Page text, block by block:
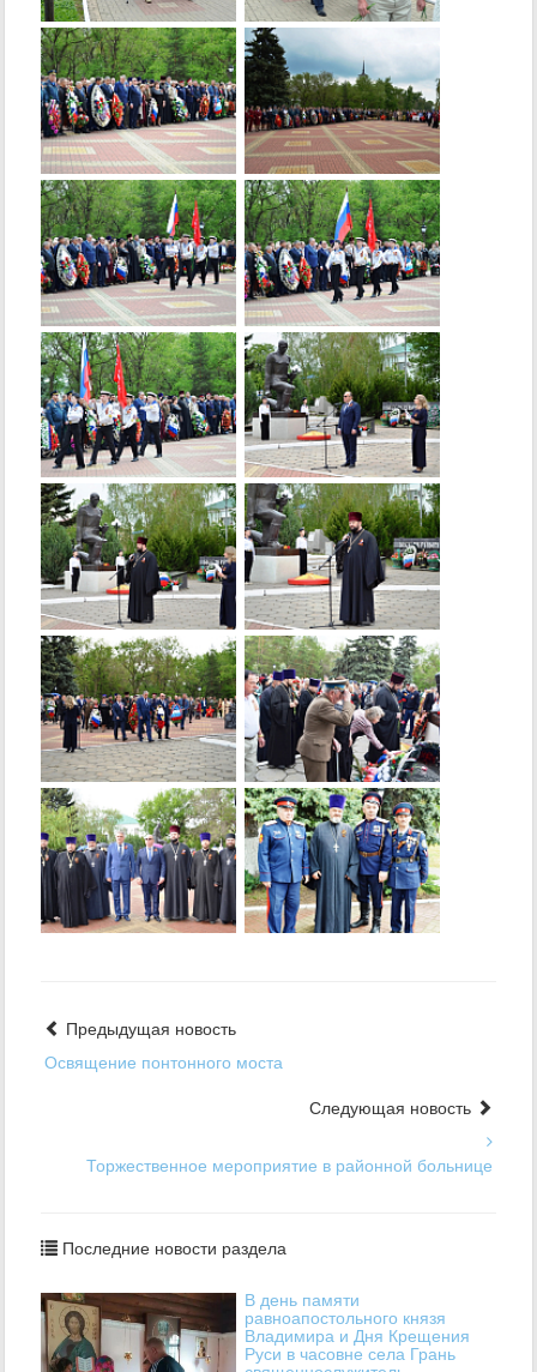
Предыдущая новость
Освящение понтонного моста
Следующая новость
Торжественное мероприятие в районной больнице
Последние новости раздела
В день памяти
равноапостольного князя
Владимира и Дня Крещения
Руси в часовне села Грань